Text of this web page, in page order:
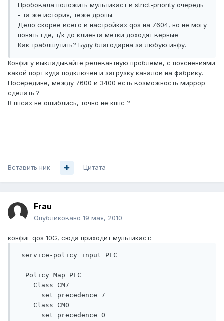
Пробовала положить мультикаст в strict-priority очередь
- та же история, теже дропы.
Дело скорее всего в настройках qos на 7604, но не могу
понять где, т/к до клиента метки доходят верные
Как траблшутить? Буду благодарна за любую инфу.
Конфигу выкладывайте релевантную проблеме, с пояснениями
какой порт куда подключен и загрузку каналов на фабрику.
Посередине, между 7600 и 3400 есть возможность миррор
сделать ?
В ппсах не ошиблись, точно не кппс ?
Вставить ник Цитата
Frau
Опубликовано 19 мая, 2010
конфиг qos 10G, сюда приходит мультикаст:
Policy Map PLC
Class CM7
set precedence 7
Class CM0
set precedence 0